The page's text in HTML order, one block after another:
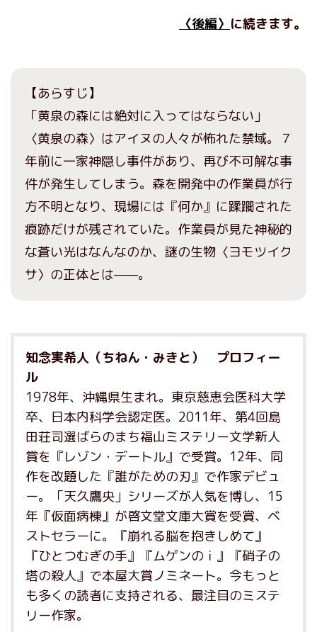
〈後編〉 に続きます。
【あらすじ】
「黄泉の森には絶対に入ってはならない」
〈黄泉の森〉はアイヌの人々が怖れた禁域。７
年前に一家神隠し事件があり、再び不可解な事
件が発生してしまう。森を開発中の作業員が行
方不明となり、現場には『何か』に蹂躙された
痕跡だけが残されていた。作業員が見た神秘的
な蒼い光はなんなのか、謎の生物〈ヨモツイク
サ〉の正体とは——。
知念実希人（ちねん・みきと） プロフィー
ル
1978年、沖縄県生まれ。東京慈恵会医科大学
卒、日本内科学会認定医。2011年、第4回島
田荘司選ばらのまち福山ミステリー文学新人
賞を『レゾン・デートル』で受賞。12年、同
作を改題した『誰がための刃』で作家デビュ
ー。「天久鷹央」シリーズが人気を博し、15
年『仮面病棟』が啓文堂文庫大賞を受賞、ベ
ストセラーに。『崩れる脳を抱きしめて』
『ひとつむぎの手』『ムゲンのｉ』『硝子の
塔の殺人』で本屋大賞ノミネート。今もっと
も多くの読者に支持される、最注目のミステ
リー作家。